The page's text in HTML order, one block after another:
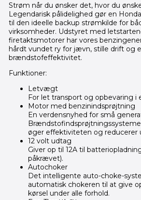
Strøm når du ønsker det, hvor du
Legendarisk pålidelighed gør en
til den ideelle backup strømkilde for
virksomheder. Udstyret med
firetaktsmotorer har vores
hårdt vundet ry for jævn, stille drift og
brændstofeffektivitet.
Funktioner:
Letvægt
For let transport og opbevaring i
Motor med benzinindsprøjtning
En verdensnyhed for små
øger effektiviteten og reducerer
12 volt udtag
Giver op til 12A til
påkrævet).
Autochoker
Det intelligente auto-choke-
automatisk chokeren til at give
kørsel under alle forhold.